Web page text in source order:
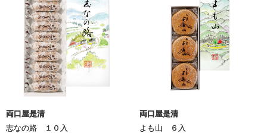
両口屋是清
志なの路 １０入
両口屋是清
よも山 ６入